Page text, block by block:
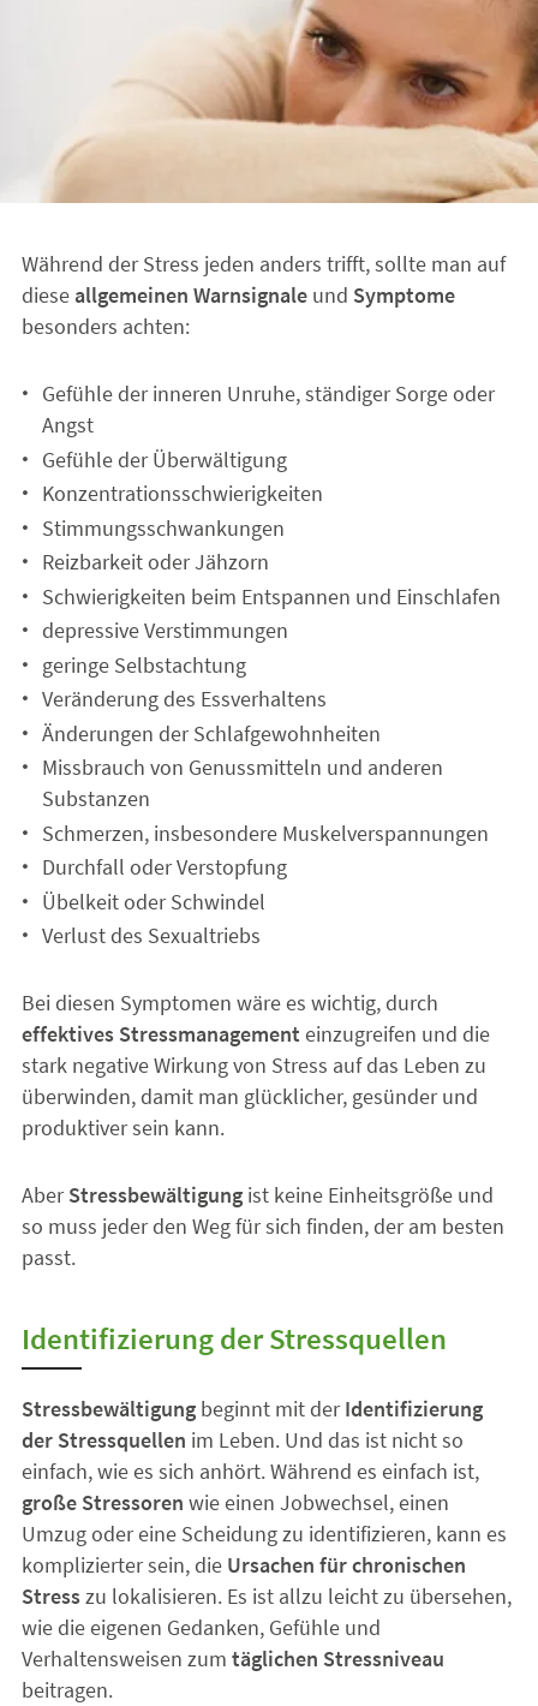
Während der Stress jeden anders trifft, sollte man auf
diese allgemeinen Warnsignaleund Symptome
besonders achten:
Gefühle der inneren Unruhe, ständiger Sorge oder
Angst
Gefühle der Überwältigung
Konzentrationsschwierigkeiten
Stimmungsschwankungen
Reizbarkeit oder Jähzorn
Schwierigkeiten beim Entspannen und Einschlafen
depressive Verstimmungen
geringe Selbstachtung
Veränderung des Essverhaltens
Änderungen der Schlafgewohnheiten
Missbrauch von Genussmitteln und anderen
Substanzen
Schmerzen, insbesondere Muskelverspannungen
Durchfall oder Verstopfung
Übelkeit oder Schwindel
Verlust des Sexualtriebs
Bei diesen Symptomen wäre es wichtig, durch
effektives Stressmanagement einzugreifen und die
stark negative Wirkung von Stress auf das Leben zu
überwinden, damit man glücklicher, gesünder und
produktiver sein kann.
AberStressbewältigung ist keine Einheitsgröße und
so muss jeder den Weg für sich finden, der am besten
passt.
Identifizierung der Stressquellen
Stressbewältigungbeginnt mit derIdentifizierung
der Stressquellen im Leben. Und das ist nicht so
einfach, wie es sich anhört. Während es einfach ist,
große Stressoren wie einen Jobwechsel, einen
Umzug oder eine Scheidung zu identifizieren, kann es
komplizierter sein, die Ursachen für chronischen
Stresszu lokalisieren. Es ist allzu leicht zu übersehen,
wie die eigenen Gedanken, Gefühle und
Verhaltensweisen zum täglichen Stressniveau
beitragen.